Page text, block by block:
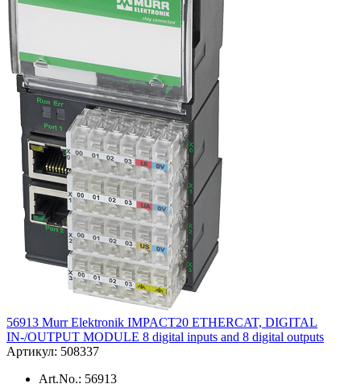
56913 Murr Elektronik IMPACT20 ETHERCAT, DIGITAL
IN-/OUTPUT MODULE 8 digital inputs and 8 digital outputs
Артикул: 508337
Art.No.: 56913